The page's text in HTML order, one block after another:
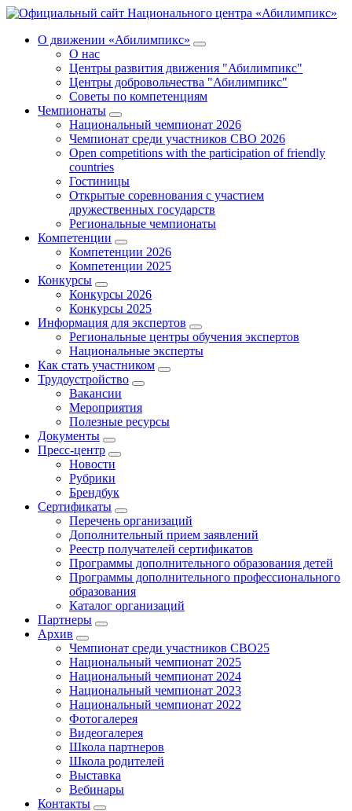
О движении «Абилимпикс»
О нас
Центры развития движения "Абилимпикс"
Центры добровольчества "Абилимпикс"
Советы по компетенциям
Чемпионаты
Национальный чемпионат 2026
Чемпионат среди участников СВО 2026
Open competitions with the participation of friendly
countries
Гостиницы
Открытые соревнования с участием
дружественных государств
Региональные чемпионаты
Компетенции
Компетенции 2026
Компетенции 2025
Конкурсы
Конкурсы 2026
Конкурсы 2025
Информация для экспертов
Региональные центры обучения экспертов
Национальные эксперты
Как стать участником
Трудоустройство
Вакансии
Мероприятия
Полезные ресурсы
Документы
Пресс-центр
Новости
Рубрики
Брендбук
Сертификаты
Перечень организаций
Дополнительный прием заявлений
Реестр получателей сертификатов
Программы дополнительного образования детей
Программы дополнительного профессионального
образования
Каталог организаций
Партнеры
Архив
Чемпионат среди участников СВО25
Национальный чемпионат 2025
Национальный чемпионат 2024
Национальный чемпионат 2023
Национальный чемпионат 2022
Фотогалерея
Видеогалерея
Школа партнеров
Школа родителей
Выставка
Вебинары
Контакты